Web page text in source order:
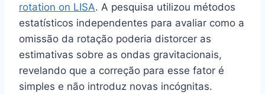
rotation on LISA. A pesquisa utilizou métodos
estatísticos independentes para avaliar como a
omissão da rotação poderia distorcer as
estimativas sobre as ondas gravitacionais,
revelando que a correção para esse fator é
simples e não introduz novas incógnitas.